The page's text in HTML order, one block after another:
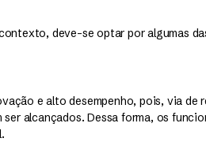
deve-se optar por algumas
e alto desempenho, pois, via de
alcançados. Dessa forma, os